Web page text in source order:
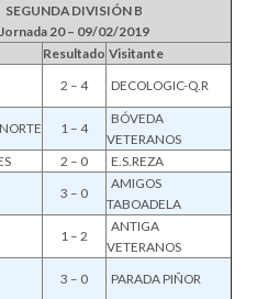
SEGUNDA DIVISIÓN B
Jornada 20 – 09/02/2019
Resultado Visitante
2 – 4 DECOLOGIC-Q.R
1 – 4
BÓVEDA
VETERANOS
2 – 0
E.S.REZA
3 – 0
AMIGOS
TABOADELA
1 – 2
ANTIGA
VETERANOS
3 – 0 PARADA PIÑOR